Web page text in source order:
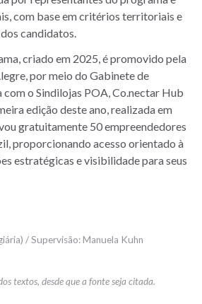
com base em critérios territoriais e
candidatos.
criado em 2025, é promovido pela
por meio do Gabinete de
com o Sindilojas POA, Co.nectar Hub
edição deste ano, realizada em
gratuitamente 50 empreendedores
proporcionando acesso orientado à
estratégicas e visibilidade para seus
/ Supervisão: Manuela Kuhn